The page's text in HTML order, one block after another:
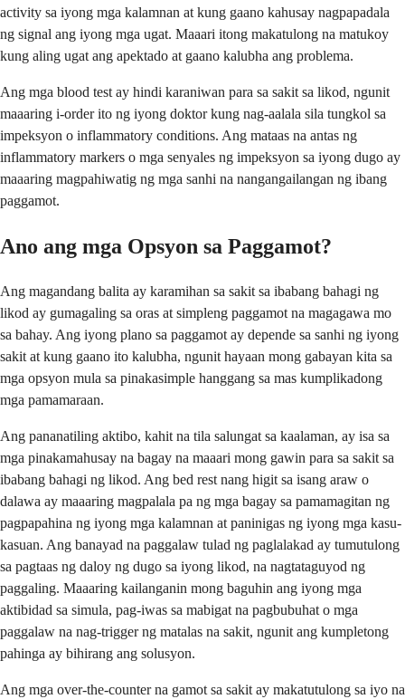
activity sa iyong mga kalamnan at kung gaano kahusay nagpapadala
ng signal ang iyong mga ugat. Maaari itong makatulong na matukoy
kung aling ugat ang apektado at gaano kalubha ang problema.
Ang mga blood test ay hindi karaniwan para sa sakit sa likod, ngunit
maaaring i-order ito ng iyong doktor kung nag-aalala sila tungkol sa
impeksyon o inflammatory conditions. Ang mataas na antas ng
inflammatory markers o mga senyales ng impeksyon sa iyong dugo ay
maaaring magpahiwatig ng mga sanhi na nangangailangan ng ibang
paggamot.
Ano ang mga Opsyon sa Paggamot?
Ang magandang balita ay karamihan sa sakit sa ibabang bahagi ng
likod ay gumagaling sa oras at simpleng paggamot na magagawa mo
sa bahay. Ang iyong plano sa paggamot ay depende sa sanhi ng iyong
sakit at kung gaano ito kalubha, ngunit hayaan mong gabayan kita sa
mga opsyon mula sa pinakasimple hanggang sa mas kumplikadong
mga pamamaraan.
Ang pananatiling aktibo, kahit na tila salungat sa kaalaman, ay isa sa
mga pinakamahusay na bagay na maaari mong gawin para sa sakit sa
ibabang bahagi ng likod. Ang bed rest nang higit sa isang araw o
dalawa ay maaaring magpalala pa ng mga bagay sa pamamagitan ng
pagpapahina ng iyong mga kalamnan at paninigas ng iyong mga kasu-
kasuan. Ang banayad na paggalaw tulad ng paglalakad ay tumutulong
sa pagtaas ng daloy ng dugo sa iyong likod, na nagtataguyod ng
paggaling. Maaaring kailanganin mong baguhin ang iyong mga
aktibidad sa simula, pag-iwas sa mabigat na pagbubuhat o mga
paggalaw na nag-trigger ng matalas na sakit, ngunit ang kumpletong
pahinga ay bihirang ang solusyon.
Ang mga over-the-counter na gamot sa sakit ay makatutulong sa iyo na